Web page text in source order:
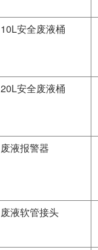
10L安全废液桶
20L安全废液桶
废液报警器
废液软管接头